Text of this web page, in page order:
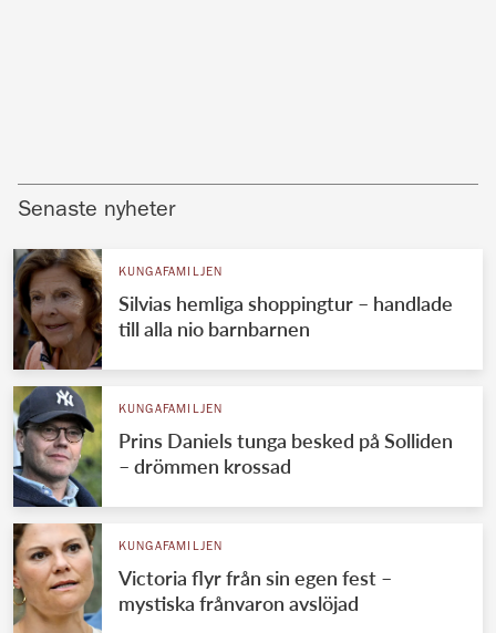
Senaste nyheter
KUNGAFAMILJEN
Silvias hemliga shoppingtur – handlade
till alla nio barnbarnen
KUNGAFAMILJEN
Prins Daniels tunga besked på Solliden
– drömmen krossad
KUNGAFAMILJEN
Victoria flyr från sin egen fest –
mystiska frånvaron avslöjad